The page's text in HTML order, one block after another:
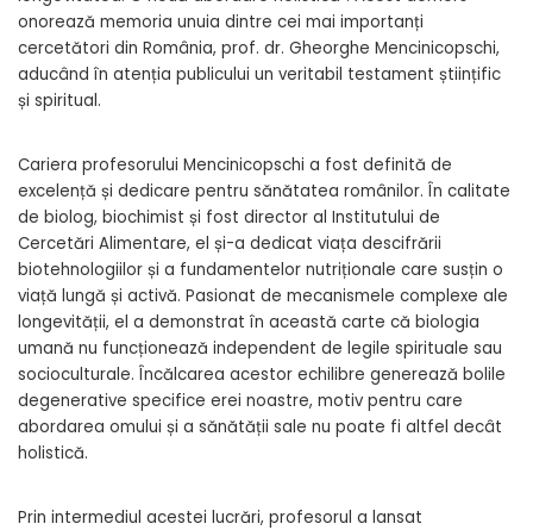
onorează memoria unuia dintre cei mai importanți
cercetători din România, prof. dr. Gheorghe Mencinicopschi,
aducând în atenția publicului un veritabil testament științific
și spiritual.
Cariera profesorului Mencinicopschi a fost definită de
excelență și dedicare pentru sănătatea românilor. În calitate
de biolog, biochimist și fost director al Institutului de
Cercetări Alimentare, el și-a dedicat viața descifrării
biotehnologiilor și a fundamentelor nutriționale care susțin o
viață lungă și activă. Pasionat de mecanismele complexe ale
longevității, el a demonstrat în această carte că biologia
umană nu funcționează independent de legile spirituale sau
socioculturale. Încălcarea acestor echilibre generează bolile
degenerative specifice erei noastre, motiv pentru care
abordarea omului și a sănătății sale nu poate fi altfel decât
holistică.
Prin intermediul acestei lucrări, profesorul a lansat